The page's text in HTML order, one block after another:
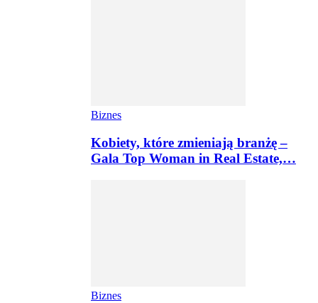
Biznes
Kobiety, które zmieniają branżę –
Gala Top Woman in Real Estate,…
Biznes